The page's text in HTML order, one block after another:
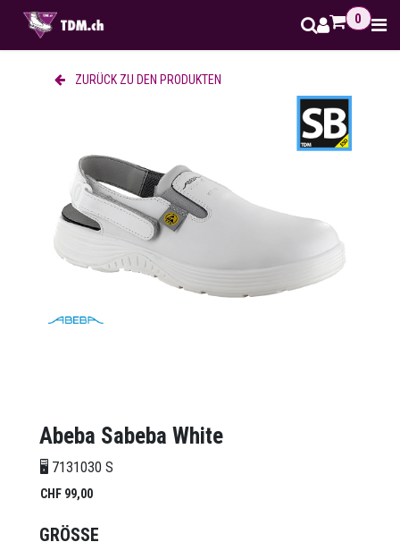
0
ZURÜCK ZU DEN PRODUKTEN
Abeba Sabeba White
🖥️ 7131030 S
CHF 99,00
GRÖSSE